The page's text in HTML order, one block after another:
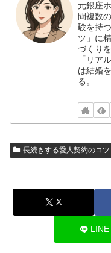
元銀座
間複数
験を持
ツ」に
づくり
「リア
は結婚
る。
長続きする愛人契約のコツ
X
LINE